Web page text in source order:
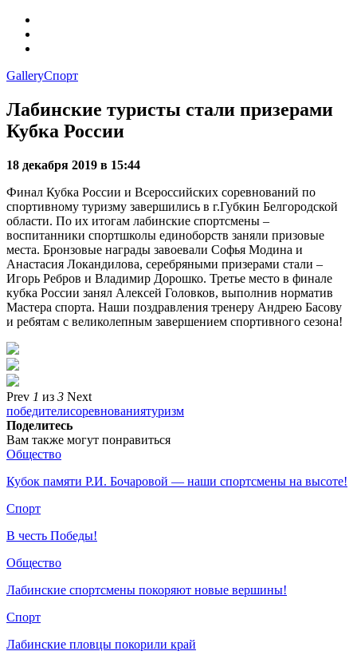
GalleryСпорт
Лабинские туристы стали призерами
Кубка России
18 декабря 2019 в 15:44
Финал Кубка России и Всероссийских соревнований по
спортивному туризму завершились в г.Губкин Белгородской
области. По их итогам лабинские спортсмены –
воспитанники спортшколы единоборств заняли призовые
места. Бронзовые награды завоевали Софья Модина и
Анастасия Локандилова, серебряными призерами стали –
Игорь Ребров и Владимир Дорошко. Третье место в финале
кубка России занял Алексей Головков, выполнив норматив
Мастера спорта. Наши поздравления тренеру Андрею Басову
и ребятам с великолепным завершением спортивного сезона!
Prev 1 из 3 Next
победителисоревнованиятуризм
Поделитесь
Вам также могут понравиться
Общество
Кубок памяти Р.И. Бочаровой — наши спортсмены на высоте!
Спорт
В честь Победы!
Общество
Лабинские спортсмены покоряют новые вершины!
Спорт
Лабинские пловцы покорили край